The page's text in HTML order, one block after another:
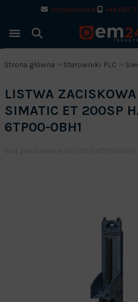
info@oem24.pl +48 683
Strona główna Sterowniki PLC
LISTWA
SIMATIC ET 200SP
6TP00-0BH1